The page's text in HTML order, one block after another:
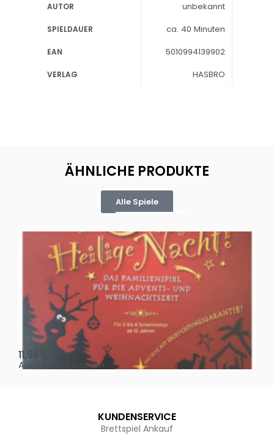
AUTOR unbekannt
SPIELDAUER ca. 40 Minuten
EAN 5010994139902
VERLAG HASBRO
ÄHNLICHE PRODUKTE
Alle Spiele
Oh, heilige Nacht!
11,95
Ausführung wählen
KUNDENSERVICE
Brettspiel Ankauf